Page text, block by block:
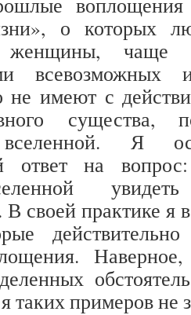
о которых
женщины, чаще
всевозможных
не имеют с
существа,
вселенной. Я
ответ на
своей практике я
таких примеров не